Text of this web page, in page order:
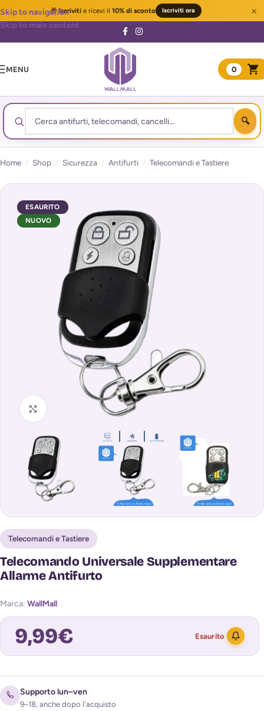
🎁Iscrivitie ricevi il 10% di sconto Iscriviti ora ×
Skip to navigation
Skip to main content
MENU 0
Home / Shop / Sicurezza / Antifurti / Telecomandi e Tastiere
ESAURITO
NUOVO
Clicca per ingrandire
Telecomandi e Tastiere
Telecomando Universale Supplementare
Allarme Antifurto
Marca: WallMall
9,99€ Esaurito
Supporto lun–ven
9–18, anche dopo l'acquisto